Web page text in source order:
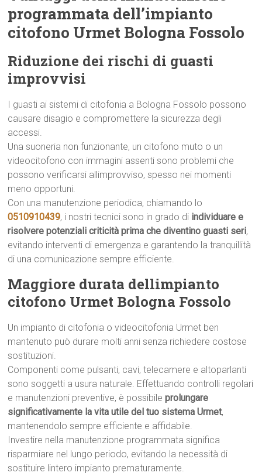
programmata dell’impianto
citofono Urmet Bologna Fossolo
Riduzione dei rischi di guasti
improvvisi
I guasti ai sistemi di citofonia a Bologna Fossolo possono
causare disagio e compromettere la sicurezza degli
accessi.
Una suoneria non funzionante, un citofono muto o un
videocitofono con immagini assenti sono problemi che
possono verificarsi allimprovviso, spesso nei momenti
meno opportuni.
Con una manutenzione periodica, chiamando lo
0510910439, i nostri tecnici sono in grado di individuare e
risolvere potenziali criticità prima che diventino guasti seri,
evitando interventi di emergenza e garantendo la tranquillità
di una comunicazione sempre efficiente.
Maggiore durata dellimpianto
citofono Urmet Bologna Fossolo
Un impianto di citofonia o videocitofonia Urmet ben
mantenuto può durare molti anni senza richiedere costose
sostituzioni.
Componenti come pulsanti, cavi, telecamere e altoparlanti
sono soggetti a usura naturale. Effettuando controlli regolari
e manutenzioni preventive, è possibileprolungare
significativamente la vita utile del tuo sistema Urmet,
mantenendolo sempre efficiente e affidabile.
Investire nella manutenzione programmata significa
risparmiare nel lungo periodo, evitando la necessità di
sostituire lintero impianto prematuramente.